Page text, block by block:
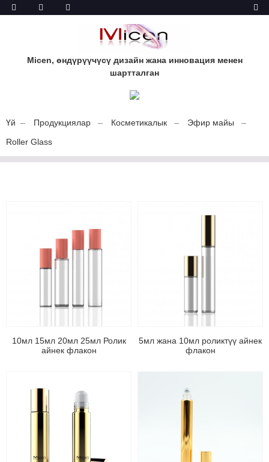
Micen, өндүрүүчүсү дизайн жана инновация менен
шартталган
Үй Продукциялар Косметикалык
Эфир майы
Roller Glass
10мл 15мл 20мл 25мл Ролик
айнек флакон
5мл жана 10мл роликтүү айнек
флакон